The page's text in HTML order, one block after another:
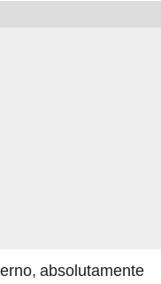
absolutamente